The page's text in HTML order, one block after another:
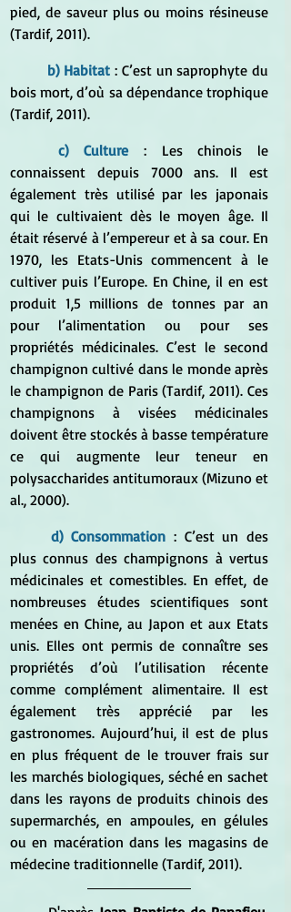
pied, de saveur plus ou moins résineuse
(Tardif, 2011).
b) Habitat : C’est un saprophyte du
bois mort, d’où sa dépendance trophique
(Tardif, 2011).
c) Culture
: Les chinois le
connaissent depuis 7000 ans. Il est
également très utilisé par les japonais
qui le cultivaient dès le moyen âge. Il
était réservé à l’empereur et à sa cour. En
1970, les Etats-Unis commencent à le
cultiver puis l’Europe. En Chine, il en est
produit 1,5 millions de tonnes par an
pour l’alimentation ou pour ses
propriétés médicinales. C’est le second
champignon cultivé dans le monde après
le champignon de Paris (Tardif, 2011). Ces
champignons à visées médicinales
doivent être stockés à basse température
ce qui augmente leur teneur en
polysaccharides antitumoraux (Mizuno et
al., 2000).
d) Consommation : C’est un des
plus connus des champignons à vertus
médicinales et comestibles. En effet, de
nombreuses études scientifiques sont
menées en Chine, au Japon et aux Etats
unis. Elles ont permis de connaître ses
propriétés d’où l’utilisation récente
comme complément alimentaire. Il est
également très apprécié par les
gastronomes. Aujourd’hui, il est de plus
en plus fréquent de le trouver frais sur
les marchés biologiques, séché en sachet
dans les rayons de produits chinois des
supermarchés, en ampoules, en gélules
ou en macération dans les magasins de
médecine traditionnelle (Tardif, 2011).